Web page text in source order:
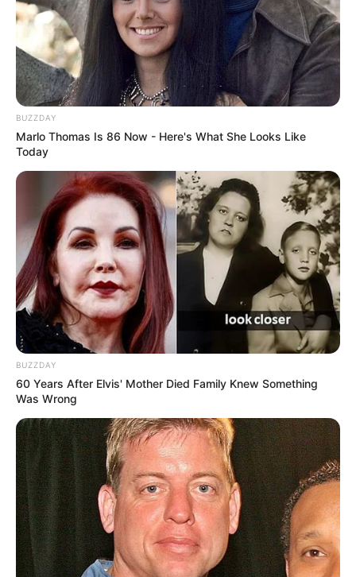
BUZZDAY
Marlo Thomas Is 86 Now - Here's What She Looks Like
Today
BUZZDAY
60 Years After Elvis' Mother Died Family Knew Something
Was Wrong